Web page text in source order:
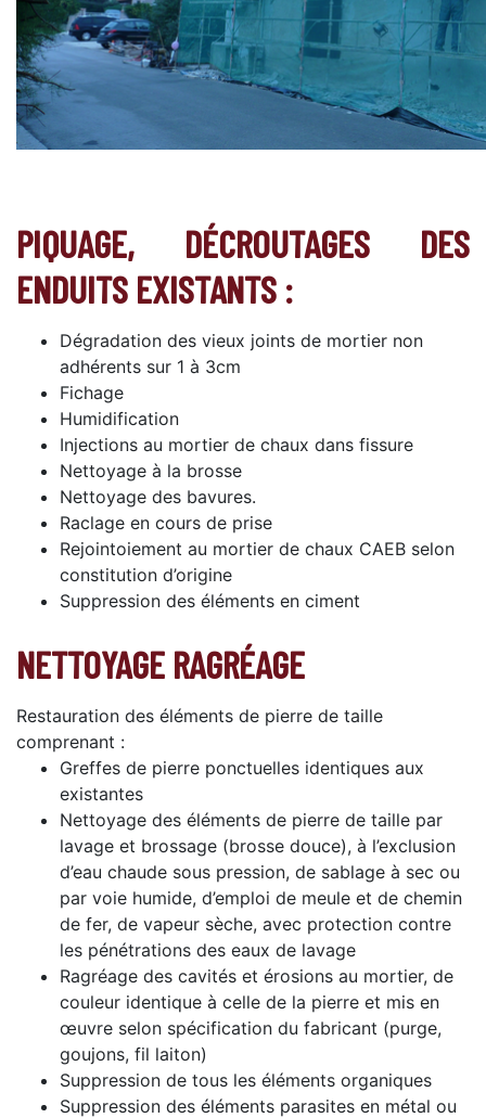
PIQUAGE, DÉCROUTAGES DES
ENDUITS EXISTANTS :
Dégradation des vieux joints de mortier non
adhérents sur 1 à 3cm
Fichage
Humidification
Injections au mortier de chaux dans fissure
Nettoyage à la brosse
Nettoyage des bavures.
Raclage en cours de prise
Rejointoiement au mortier de chaux CAEB selon
constitution d’origine
Suppression des éléments en ciment
NETTOYAGE RAGRÉAGE
Restauration des éléments de pierre de taille
comprenant :
Greffes de pierre ponctuelles identiques aux
existantes
Nettoyage des éléments de pierre de taille par
lavage et brossage (brosse douce), à l’exclusion
d’eau chaude sous pression, de sablage à sec ou
par voie humide, d’emploi de meule et de chemin
de fer, de vapeur sèche, avec protection contre
les pénétrations des eaux de lavage
Ragréage des cavités et érosions au mortier, de
couleur identique à celle de la pierre et mis en
œuvre selon spécification du fabricant (purge,
goujons, fil laiton)
Suppression de tous les éléments organiques
Suppression des éléments parasites en métal ou